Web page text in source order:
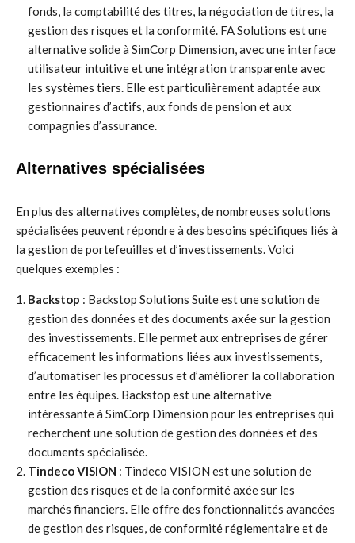
fonds, la comptabilité des titres, la négociation de titres, la
gestion des risques et la conformité. FA Solutions est une
alternative solide à SimCorp Dimension, avec une interface
utilisateur intuitive et une intégration transparente avec
les systèmes tiers. Elle est particulièrement adaptée aux
gestionnaires d’actifs, aux fonds de pension et aux
compagnies d’assurance.
Alternatives spécialisées
En plus des alternatives complètes, de nombreuses solutions
spécialisées peuvent répondre à des besoins spécifiques liés à
la gestion de portefeuilles et d’investissements. Voici
quelques exemples :
Backstop : Backstop Solutions Suite est une solution de
gestion des données et des documents axée sur la gestion
des investissements. Elle permet aux entreprises de gérer
efficacement les informations liées aux investissements,
d’automatiser les processus et d’améliorer la collaboration
entre les équipes. Backstop est une alternative
intéressante à SimCorp Dimension pour les entreprises qui
recherchent une solution de gestion des données et des
documents spécialisée.
Tindeco VISION : Tindeco VISION est une solution de
gestion des risques et de la conformité axée sur les
marchés financiers. Elle offre des fonctionnalités avancées
de gestion des risques, de conformité réglementaire et de